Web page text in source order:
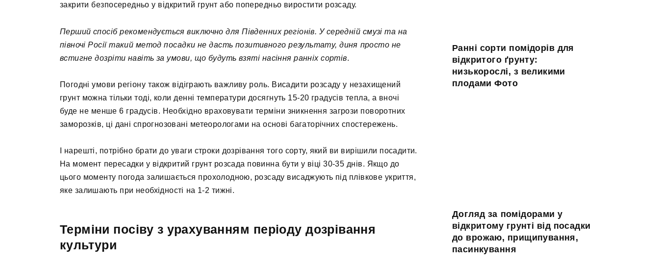
закрити безпосередньо у відкритий грунт або попередньо виростити розсаду.
Перший спосіб рекомендується виключно для Південних регіонів. У середній смузі та на
півночі Росії такий метод посадки не дасть позитивного результату, диня просто не
встигне дозріти навіть за умови, що будуть взяті насіння ранніх сортів.
Погодні умови регіону також відіграють важливу роль. Висадити розсаду у незахищений
грунт можна тільки тоді, коли денні температури досягнуть 15-20 градусів тепла, а вночі
буде не менше 6 градусів. Необхідно враховувати терміни зникнення загрози поворотних
заморозків, ці дані спрогнозовані метеорологами на основі багаторічних спостережень.
І нарешті, потрібно брати до уваги строки дозрівання того сорту, який ви вирішили посадити.
На момент пересадки у відкритий грунт розсада повинна бути у віці 30-35 днів. Якщо до
цього моменту погода залишається прохолодною, розсаду висаджують під плівкове укриття,
яке залишають при необхідності на 1-2 тижні.
Терміни посіву з урахуванням періоду дозрівання
культури
Ранні сорти помідорів для
відкритого ґрунту:
низькорослі, з великими
плодами Фото
Догляд за помідорами у
відкритому грунті від посадки
до врожаю, прищипування,
пасинкування